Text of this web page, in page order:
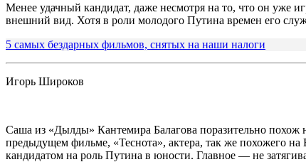
Менее удачный кандидат, даже несмотря на то, что он уже
внешний вид. Хотя в роли молодого Путина времен его
5 самых бездарных фильмов, снятых на наши налоги
Игорь Широков
Саша из «Дылды» Кантемира Балагова поразительно похож
предыдущем фильме, «Теснота», актера, так же похожего
кандидатом на роль Путина в юности. Главное — не